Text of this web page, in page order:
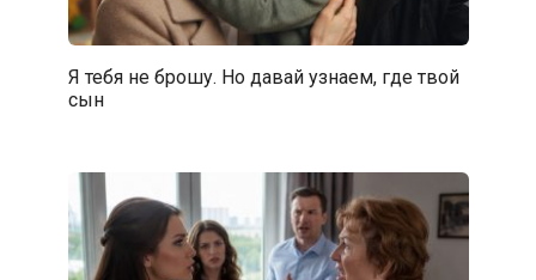
Я тебя не брошу. Но давай узнаем, где твой
сын